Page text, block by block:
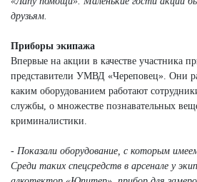
друзьям.
Приборы экипажа
Впервые на акции в качестве участника
представители УМВД «Череповец». Они
каким оборудованием работают
службы, о множестве познавательных
криминалистики.
- Показали оборудование, с которым
Среди таких спецсредств в арсенале у